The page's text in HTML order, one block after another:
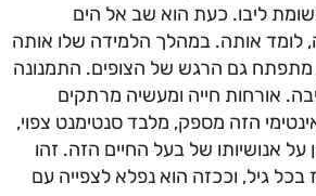
ליבו. כעת הוא שב אל הים
לומד אותה. במהלך הלמידה שלו אותה
מתפתח גם הרגש של הצופים. התמנונה
אורחות חייה ומעשיה מרתקים
הזה מספק, מלבד סנטימנט צפוי,
על אנושיותו של בעל החיים הזה. זהו
גיל, וככזה הוא נפלא לצפייה עם